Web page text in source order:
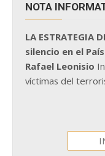
NOTA
LA ESTRATEGIA
silencio en el
Rafael Leonisio
víctimas del